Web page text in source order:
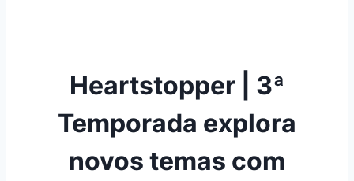
Heartstopper | 3ª
Temporada explora
novos temas com